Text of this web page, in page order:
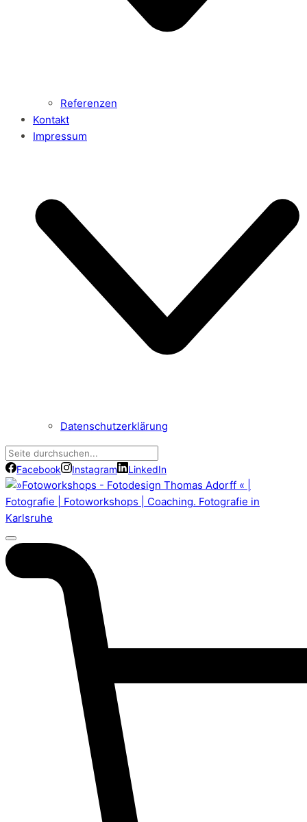
Referenzen
Kontakt
Impressum
Datenschutzerklärung
Facebook Instagram LinkedIn